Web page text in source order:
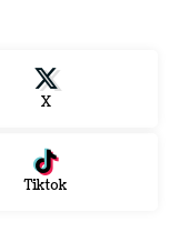
X
Tiktok